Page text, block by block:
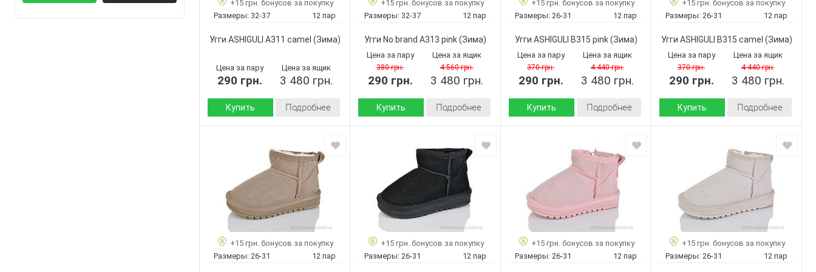
Бренд: ASHIGULI
Артикул:
Размер: 32-37
Цвет: Розовый
Бренд: ASHIGULI
Артикул: A304 beige
Размер: 32-37
Кол-во пар: 12
Цвет: Бежевый
Бренд: ASHIGULI
Артикул: A304 grey
Размер: 32-37
Кол-во пар: 12
Цвет: Серый
Бренд: ASHIGULI
Артикул: A310 camel
Размер: 32-37
Кол-во пар: 12
Цвет: camel
+15 грн. бонусов за покупку
Размеры: 32-37 12 пар
Угги ASHIGULI A311 camel (Зима)
Цена за пару
290 грн.
Цена за ящик
3 480 грн.
Купить Подробнее
Материал верха:
искусственная
замша
внутри:
искусственный
мех
Подошва : Пвх
Страна
производитель:
Китай
Бренд: ASHIGULI
Артикул: A311 camel
+15 грн. бонусов за покупку
Размеры: 32-37 12 пар
Угги No brand A313 pink(Зима)
Цена за пару
380 грн.
290 грн.
Цена за ящик
4 560 грн.
3 480 грн.
Купить Подробнее
Материал верха:
искусственная
замша
внутри:
искусственный
Подошва : Пвх
Страна
производитель:
Китай
Бренд: No brand
Артикул:
+15 грн. бонусов за покупку
Размеры: 26-31 12 пар
Угги ASHIGULI B315 pink(Зима)
Цена за пару
370 грн.
290 грн.
Цена за ящик
4 440 грн.
3 480 грн.
Купить Подробнее
Материал верха:
искусственная
замша
внутри:
искусственный
Подошва : Пвх
Страна
производитель:
Китай
Бренд: ASHIGULI
Артикул:
+15 грн. бонусов за покупку
Размеры: 26-31 12 пар
Угги ASHIGULI B315 camel (Зима)
Цена за пару
370 грн.
290 грн.
Цена за ящик
4 440 грн.
3 480 грн.
Купить Подробнее
искусственная
замша
внутри:
искусственный
Подошва : Пвх
Страна
производитель:
Китай
Бренд: ASHIGULI
Артикул: B315 camel
+15 грн. бонусов за покупку
Размеры: 26-31 12 пар
+15 грн. бонусов за покупку
Размеры: 26-31 12 пар
+15 грн. бонусов за покупку
Размеры: 26-31 12 пар
+15 грн. бонусов за покупку
Размеры: 26-31 12 пар